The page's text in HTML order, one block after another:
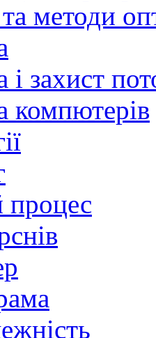
методи
і захист
компютерів
процес